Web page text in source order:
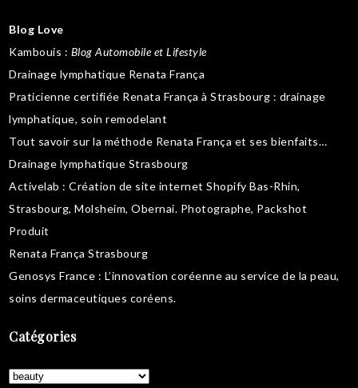
Blog Love
Kambouis : Blog Automobile et Lifestyle
Drainage lymphatique Renata França
Praticienne certifiée Renata França à Strasbourg : drainage
lymphatique, soin remodelant
Tout savoir sur la méthode Renata França et ses bienfaits…
Drainage lymphatique Strasbourg
Activelab : Création de site internet Shopify Bas-Rhin,
Strasbourg, Molsheim, Obernai. Photographe, Packshot
Produit
Renata França Strasbourg
Genosys France : L’innovation coréenne au service de la peau,
soins dermaceutiques coréens.
Catégories
Catégories